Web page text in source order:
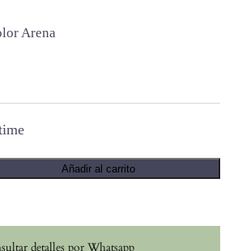
Arena
Añadir al carrito
detalles por Whatsapp